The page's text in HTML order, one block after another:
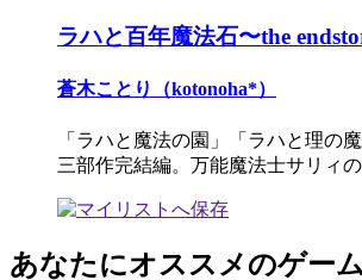
ラハと百年魔法石〜the
蒼木ことり（kotonoha*）
「ラハと魔法の園」「ラハと理の
三部作完結編。万能魔法士サリィの
あなたにオススメのゲー